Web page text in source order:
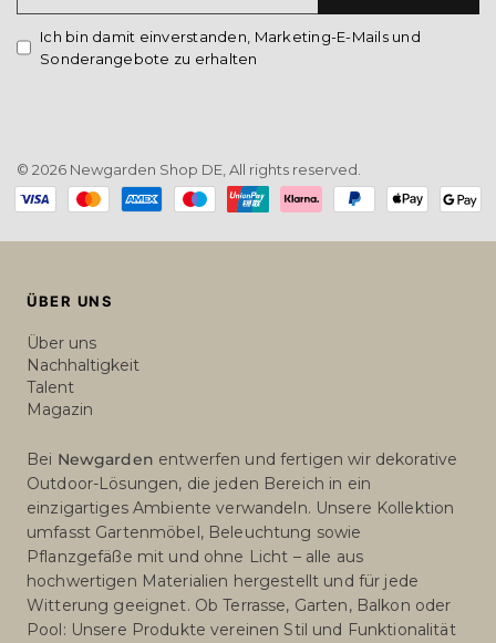
Ich bin damit einverstanden, Marketing-E-Mails und
Sonderangebote zu erhalten
© 2026 Newgarden Shop DE, All rights reserved.
Payment
methods
ÜBER UNS
Über uns
Nachhaltigkeit
Talent
Magazin
Bei Newgarden entwerfen und fertigen wir dekorative
Outdoor-Lösungen, die jeden Bereich in ein
einzigartiges Ambiente verwandeln. Unsere Kollektion
umfasst Gartenmöbel, Beleuchtung sowie
Pflanzgefäße mit und ohne Licht – alle aus
hochwertigen Materialien hergestellt und für jede
Witterung geeignet. Ob Terrasse, Garten, Balkon oder
Pool: Unsere Produkte vereinen Stil und Funktionalität